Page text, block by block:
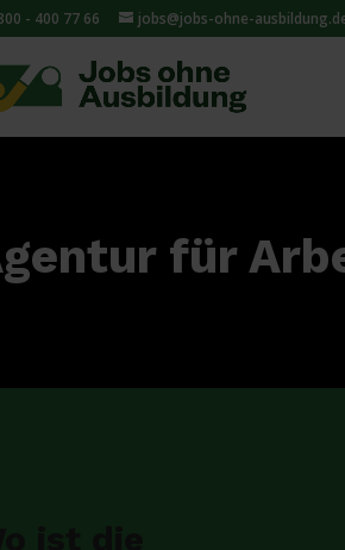
- 400 77 66 jobs@jobs-ohne-
für